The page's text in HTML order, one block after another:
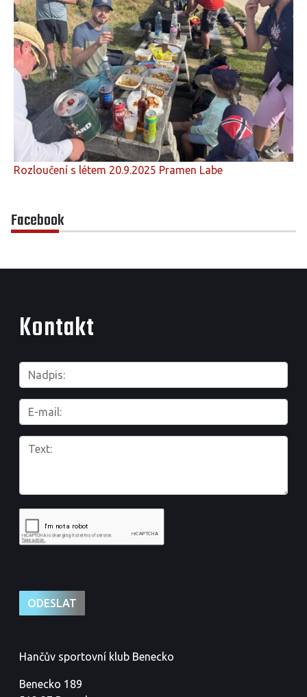
Rozloučení s létem 20.9.2025 Pramen Labe
Facebook
Kontakt
Hančův sportovní klub Benecko
Benecko 189